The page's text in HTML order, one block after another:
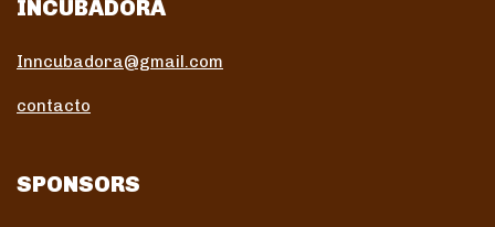
INCUBADORA
Inncubadora@gmail.com
contacto
SPONSORS